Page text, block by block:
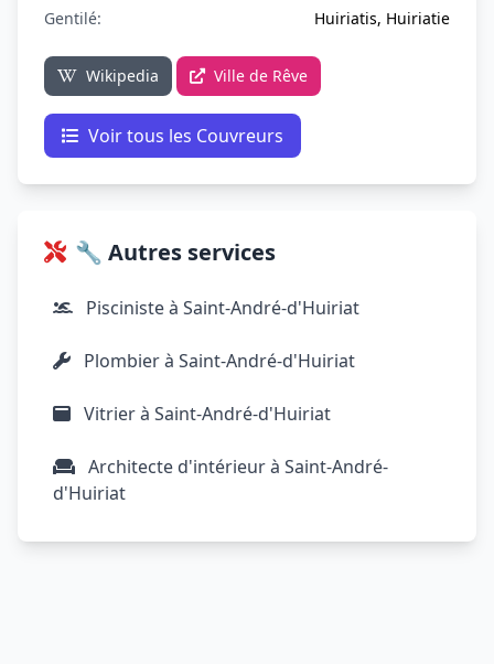
Gentilé:
Huiriatis, Huiriatie
Wikipedia Ville de Rêve
Voir tous les Couvreurs
🔧 Autres services
Pisciniste à Saint-André-d'Huiriat
Plombier à Saint-André-d'Huiriat
Vitrier à Saint-André-d'Huiriat
Architecte d'intérieur à Saint-André-
d'Huiriat